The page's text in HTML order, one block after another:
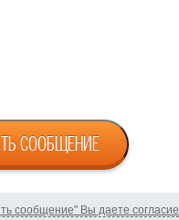
СООБЩЕНИЕ
сообщение" Вы даете согласие